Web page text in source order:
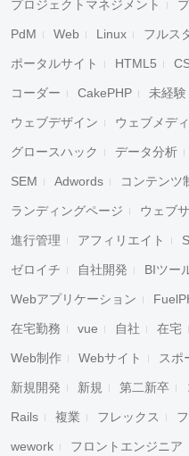
プロジェクトマネジメント
PdM Web Linux フルス
ポータルサイト HTML5
コーダー CakePHP 未経験
ウェブデザイン ウェブメデ
グロースハック データ分析
SEM Adwords コンテンツ
ランディングページ ウェブ
進行管理 アフィリエイト
ゼロイチ 自社開発 BIツー
Webアプリケーション
在宅勤務 vue 自社 在宅
Web制作 Webサイト スポ
新規開発 新規 第二新卒
Rails 複業 フレックス
wework フロントエンジニア